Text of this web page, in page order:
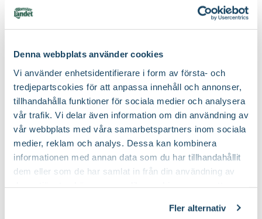
Denna webbplats använder cookies
Vi använder enhetsidentifierare i form av första- och
tredjepartscokies för att anpassa innehåll och annonser,
tillhandahålla funktioner för sociala medier och analysera
vår trafik. Vi delar även information om din användning av
vår webbplats med våra samarbetspartners inom sociala
medier, reklam och analys. Dessa kan kombinera
informationen med annan data som du har tillhandahållit
dem eller som de har samlat in från din användning av
Fler alternativ